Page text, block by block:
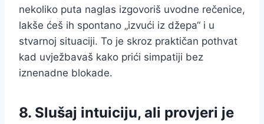
nekoliko puta naglas izgovoriš uvodne rečenice,
lakše ćeš ih spontano „izvući iz džepa“ i u
stvarnoj situaciji. To je skroz praktičan pothvat
kad uvježbavaš kako prići simpatiji bez
iznenadne blokade.
8. Slušaj intuiciju, ali provjeri je